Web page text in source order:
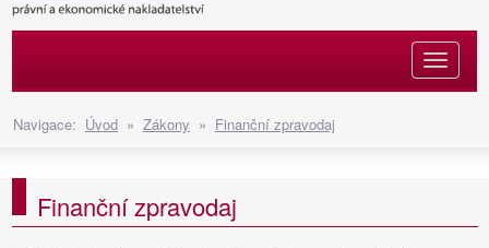
Navigace: Úvod » Zákony » Finanční zpravodaj
Finanční zpravodaj